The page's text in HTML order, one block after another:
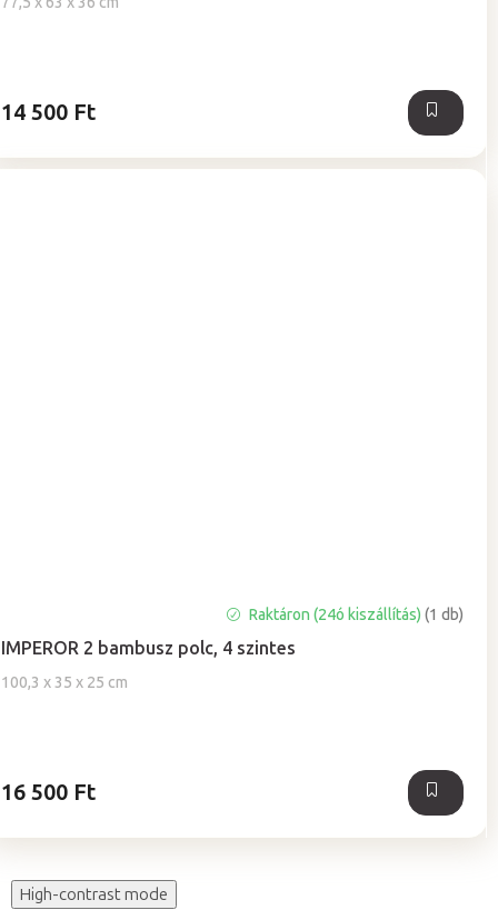
14 500 Ft
IMPEROR 2 bambusz polc, 4 szintes
100,3 x 35 x 25 cm
Raktáron (24ó kiszállítás) (1 db)
16 500 Ft
High-contrast mode